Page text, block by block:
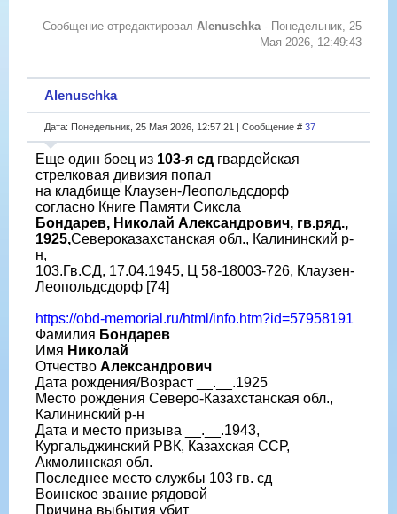
Сообщение отредактировал Alenuschka - Понедельник, 25
Мая 2026, 12:49:43
Alenuschka
Дата: Понедельник, 25 Мая 2026, 12:57:21 | Сообщение # 37
Еще один боец из 103-я сд гвардейская
стрелковая дивизия попал
на кладбище Клаузен-Леопольдсдорф
согласно Книге Памяти Сиксла
Бондарев, Николай Александрович, гв.ряд.,
1925,Североказахстанская обл., Калининский р-
н,
103.Гв.СД, 17.04.1945, Ц 58-18003-726, Клаузен-
Леопольдсдорф [74]
https://obd-memorial.ru/html/info.htm?id=57958191
Фамилия Бондарев
Имя Николай
Отчество Александрович
Дата рождения/Возраст __.__.1925
Место рождения Северо-Казахстанская обл.,
Калининский р-н
Дата и место призыва __.__.1943,
Кургальджинский РВК, Казахская ССР,
Акмолинская обл.
Последнее место службы 103 гв. сд
Воинское звание рядовой
Причина выбытия убит